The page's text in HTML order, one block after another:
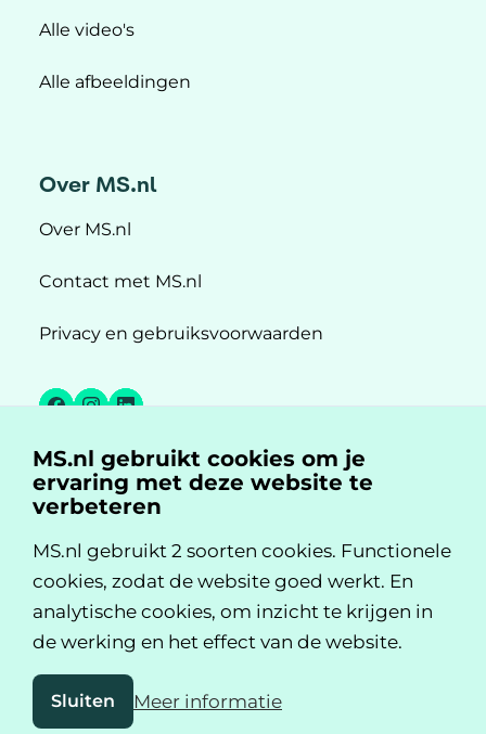
Alle video's
Alle afbeeldingen
Over MS.nl
Over MS.nl
Contact met MS.nl
Privacy en gebruiksvoorwaarden
Facebook
Instagram
LinkedIn
MS.nl is een initiatief van:
MS.nl gebruikt cookies om je
ervaring met deze website te
verbeteren
MS.nl gebruikt 2 soorten cookies. Functionele
cookies, zodat de website goed werkt. En
analytische cookies, om inzicht te krijgen in
de werking en het effect van de website.
Sluiten Meer informatie